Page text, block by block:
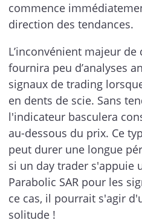
commence
direction des tendances.
L’inconvénient majeur de
fournira peu d’analyses
signaux de trading
en dents de scie. Sans
l'indicateur basculera
au-dessous du prix. Ce
peut durer une longue
si un day trader s'appuie
Parabolic SAR pour les
ce cas, il pourrait s'agir
solitude !